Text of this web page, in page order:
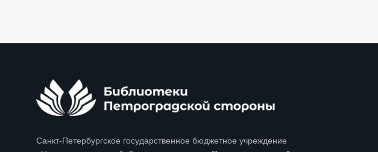
Санкт-Петербургское государственное бюджетное учреждение